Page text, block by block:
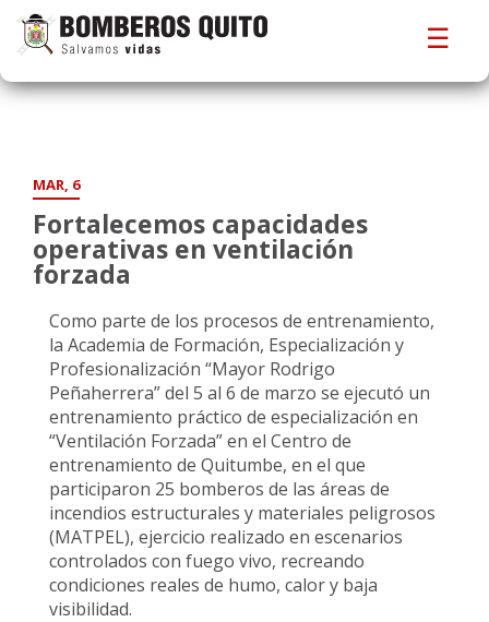
☰
MAR, 6
Fortalecemos capacidades
operativas en ventilación
forzada
Como parte de los procesos de entrenamiento,
la Academia de Formación, Especialización y
Profesionalización “Mayor Rodrigo
Peñaherrera” del 5 al 6 de marzo se ejecutó un
entrenamiento práctico de especialización en
“Ventilación Forzada” en el Centro de
entrenamiento de Quitumbe, en el que
participaron 25 bomberos de las áreas de
incendios estructurales y materiales peligrosos
(MATPEL), ejercicio realizado en escenarios
controlados con fuego vivo, recreando
condiciones reales de humo, calor y baja
visibilidad.